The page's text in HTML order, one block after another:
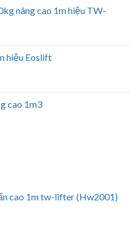
nâng cao 1m hiệu TW-
hiệu Eoslift
cao 1m3
cao 1m tw-lifter (Hw2001)